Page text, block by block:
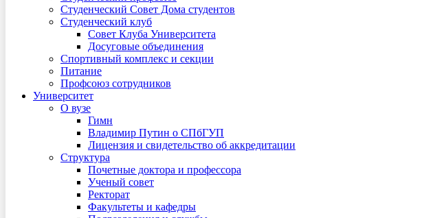
Студенческий Совет Дома студентов
Студенческий клуб
Совет Клуба Университета
Досуговые объединения
Спортивный комплекс и секции
Питание
Профсоюз сотрудников
Университет
О вузе
Гимн
Владимир Путин о СПбГУП
Лицензия и свидетельство об аккредитации
Структура
Почетные доктора и профессора
Ученый совет
Ректорат
Факультеты и кафедры